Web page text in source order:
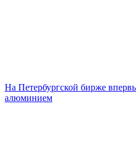
На Петербургской бирже
алюминием